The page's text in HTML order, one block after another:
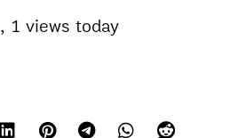
, 1 views today